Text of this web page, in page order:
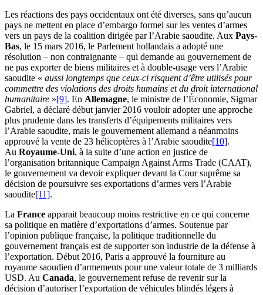
Les réactions des pays occidentaux ont été diverses, sans qu’aucun
pays ne mettent en place d’embargo formel sur les ventes d’armes
vers un pays de la coalition dirigée par l’Arabie saoudite. Aux Pays-
Bas, le 15 mars 2016, le Parlement hollandais a adopté une
résolution – non contraignante – qui demande au gouvernement de
ne pas exporter de biens militaires et à double-usage vers l’Arabie
saoudite « aussi longtemps que ceux-ci risquent d’être utilisés pour
commettre des violations des droits humains et du droit international
humanitaire »[9]. En Allemagne, le ministre de l’Économie, Sigmar
Gabriel, a déclaré début janvier 2016 vouloir adopter une approche
plus prudente dans les transferts d’équipements militaires vers
l’Arabie saoudite, mais le gouvernement allemand a néanmoins
approuvé la vente de 23 hélicoptères à l’Arabie saoudite[10].
Au Royaume-Uni, à la suite d’une action en justice de
l’organisation britannique Campaign Against Arms Trade (CAAT),
le gouvernement va devoir expliquer devant la Cour suprême sa
décision de poursuivre ses exportations d’armes vers l’Arabie
saoudite[11].
La France apparait beaucoup moins restrictive en ce qui concerne
sa politique en matière d’exportations d’armes. Soutenue par
l’opinion publique française, la politique traditionnelle du
gouvernement français est de supporter son industrie de la défense à
l’exportation. Début 2016, Paris a approuvé la fourniture au
royaume saoudien d’armements pour une valeur totale de 3 milliards
USD. Au Canada, le gouvernement refuse de revenir sur la
décision d’autoriser l’exportation de véhicules blindés légers à